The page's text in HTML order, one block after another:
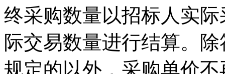
终采购数量以招标人实
际交易数量进行结算。
规定的以外，采购单价